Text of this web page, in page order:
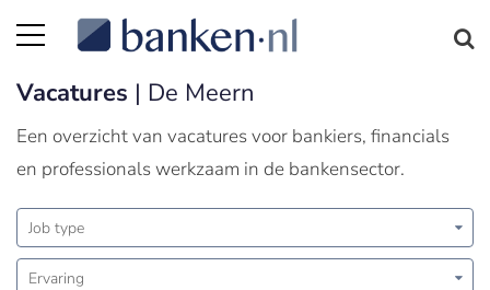
Vacatures | De Meern
Een overzicht van vacatures voor bankiers, financials
en professionals werkzaam in de bankensector.
Job type
Ervaring